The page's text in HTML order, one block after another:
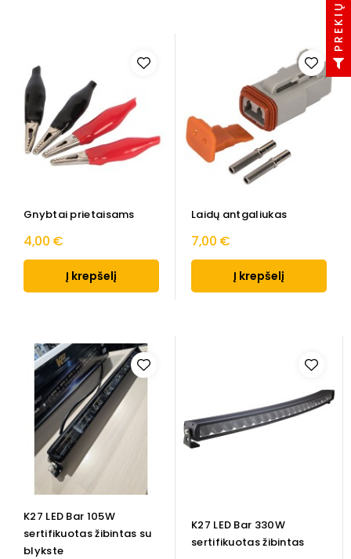
Gnybtai prietaisams
4,00 €
Į krepšelį
Laidų antgaliukas
7,00 €
Į krepšelį
K27 LED Bar 105W
sertifikuotas žibintas su
blykste
K27 LED Bar 330W
sertifikuotas žibintas